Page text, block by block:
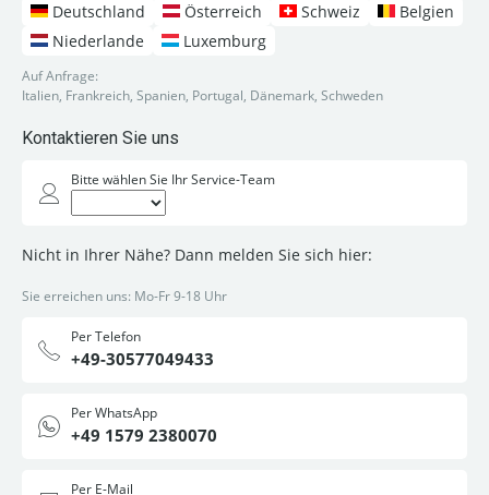
Deutschland
Österreich Schweiz
Belgien
Niederlande
Luxemburg
Auf Anfrage:
Italien, Frankreich, Spanien, Portugal, Dänemark, Schweden
Kontaktieren Sie uns
Bitte wählen Sie Ihr Service-Team
Nicht in Ihrer Nähe? Dann melden Sie sich hier:
Sie erreichen uns: Mo-Fr 9-18 Uhr
Per Telefon
+49-30577049433
Per WhatsApp
+49 1579 2380070
Per E-Mail